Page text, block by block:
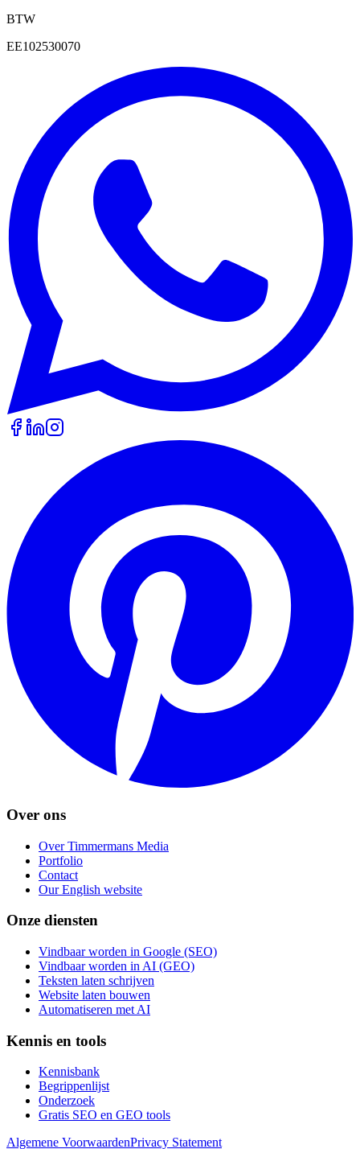
BTW
EE102530070
Over ons
Over Timmermans Media
Portfolio
Contact
Our English website
Onze diensten
Vindbaar worden in Google (SEO)
Vindbaar worden in AI (GEO)
Teksten laten schrijven
Website laten bouwen
Automatiseren met AI
Kennis en tools
Kennisbank
Begrippenlijst
Onderzoek
Gratis SEO en GEO tools
Algemene VoorwaardenPrivacy Statement